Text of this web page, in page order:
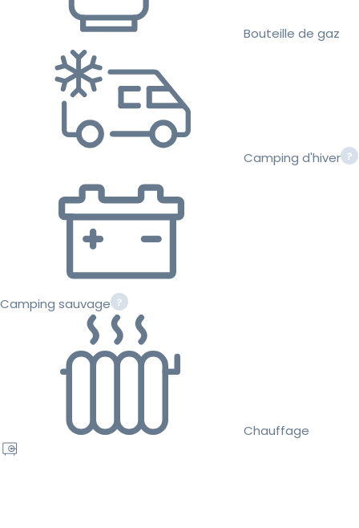
Bouteille de gaz
Camping d'hiver
Camping sauvage
Chauffage